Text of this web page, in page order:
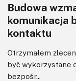
Wzmacniacze
Zasilanie
Budowa
komunikacja
kontaktu
Otrzymałem
być wykorzystane
bezpośr...